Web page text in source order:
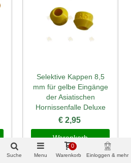
Selektive Kappen 8,5
mm für gelbe Eingänge
der Asiatischen
Hornissenfalle Deluxe
€ 2,95
Warenkorb
Mehr sehen
Suche Menu Warenkorb
0
Einloggen & mehr